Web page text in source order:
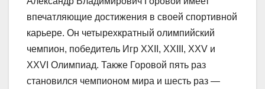
впечатляющие достижения в своей спортивной
карьере. Он четырехкратный олимпийский
чемпион, победитель Игр XXII, XXIII, XXV и
XXVI Олимпиад. Также Горовой пять раз
становился чемпионом мира и шесть раз —